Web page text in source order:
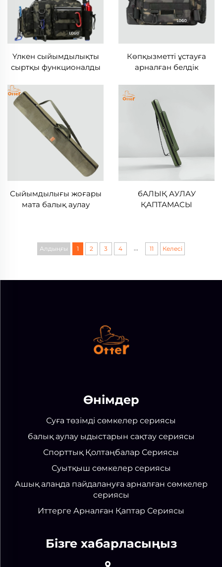
Үлкен сыйымдылықты
сыртқы функционалды
Көпқызметті ұстауға
арналған белдік
Сыйымдылығы жоғары
мата балық аулау
бАЛЫҚ АУЛАУ
ҚАПТАМАСЫ
Алдыңғы 1 2 3 4 ... 11 Келесі
Өнімдер
Суға төзімді сөмкелер сериясы
балық аулау ыдыстарын сақтау сериясы
Спорттық Қолтаңбалар Сериясы
Суытқыш сөмкелер сериясы
Ашық алаңда пайдалануға арналған сөмкелер
сериясы
Иттерге Арналған Қаптар Сериясы
Бізге хабарласыңыз